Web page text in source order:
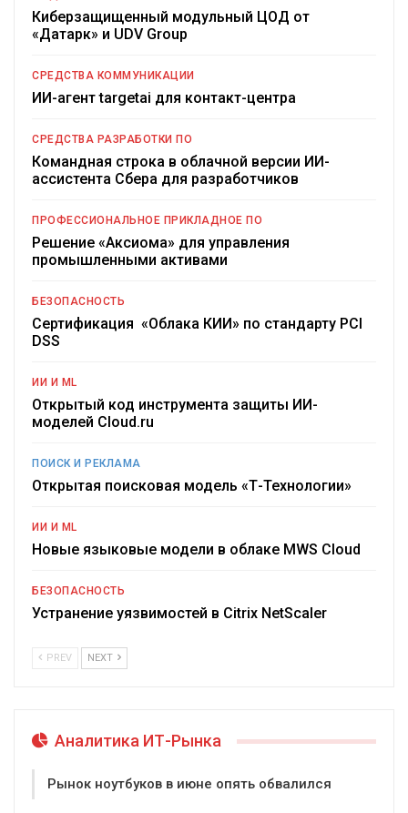
Киберзащищенный модульный ЦОД от
«Датарк» и UDV Group
СРЕДСТВА КОММУНИКАЦИИ
ИИ-агент targetai для контакт-центра
СРЕДСТВА РАЗРАБОТКИ ПО
Командная строка в облачной версии ИИ-
ассистента Сбера для разработчиков
ПРОФЕССИОНАЛЬНОЕ ПРИКЛАДНОЕ ПО
Решение «Аксиома» для управления
промышленными активами
БЕЗОПАСНОСТЬ
Сертификация «Облака КИИ» по стандарту PCI
DSS
ИИ И ML
Открытый код инструмента защиты ИИ-
моделей Cloud.ru
ПОИСК И РЕКЛАМА
Открытая поисковая модель «Т-Технологии»
ИИ И ML
Новые языковые модели в облаке MWS Cloud
БЕЗОПАСНОСТЬ
Устранение уязвимостей в Citrix NetScaler
PREV NEXT
Аналитика ИТ-Рынка
Рынок ноутбуков в июне опять обвалился